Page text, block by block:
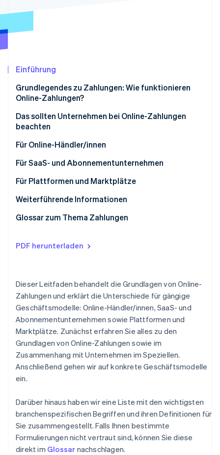
Identity
Online-Identitätsprüfung
Erfahren Sie, wie Stripe Lösungen für die
Jetzt ansehen
Einführung
Grundlegendes zu Zahlungen: Wie funktionieren
Online-Zahlungen?
Der Ablauf von Online-Zahlungen
Zahlungen
Das sollten Unternehmen bei Online-Zahlungen
beachten
So können Online-Zahlungen Ihre Konversionsrate
Umsatzsteuer und GST
Für Online-Händler/innen
Für SaaS- und Abonnementunternehmen
Für Plattformen und Marktplätze
Weiterführende Informationen
Glossar zum Thema Zahlungen
PDF herunterladen
Dieser Leitfaden behandelt die Grundlagen von Online-
Zahlungen und erklärt die Unterschiede für gängige
Geschäftsmodelle: Online-Händler/innen, SaaS- und
Abonnementunternehmen sowie Plattformen und
Marktplätze. Zunächst erfahren Sie alles zu den
Grundlagen von Online-Zahlungen sowie im
Zusammenhang mit Unternehmen im Speziellen.
Anschließend gehen wir auf konkrete Geschäftsmodelle
ein.
Darüber hinaus haben wir eine Liste mit den wichtigsten
branchenspezifischen Begriffen und ihren Definitionen für
Sie zusammengestellt. Falls Ihnen bestimmte
Formulierungen nicht vertraut sind, können Sie diese
direkt im Glossar nachschlagen.